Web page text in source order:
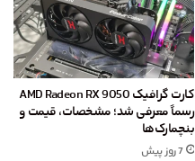
کارت گرافیک AMD Radeon RX 9050
رسماً معرفی شد؛ مشخصات، قیمت و
بنچمارک‌ها
7 روز پیش